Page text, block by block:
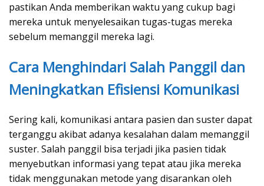
pastikan Anda memberikan waktu yang cukup bagi
mereka untuk menyelesaikan tugas-tugas mereka
sebelum memanggil mereka lagi.
Cara Menghindari Salah Panggil dan
Meningkatkan Efisiensi Komunikasi
Sering kali, komunikasi antara pasien dan suster dapat
terganggu akibat adanya kesalahan dalam memanggil
suster. Salah panggil bisa terjadi jika pasien tidak
menyebutkan informasi yang tepat atau jika mereka
tidak menggunakan metode yang disarankan oleh